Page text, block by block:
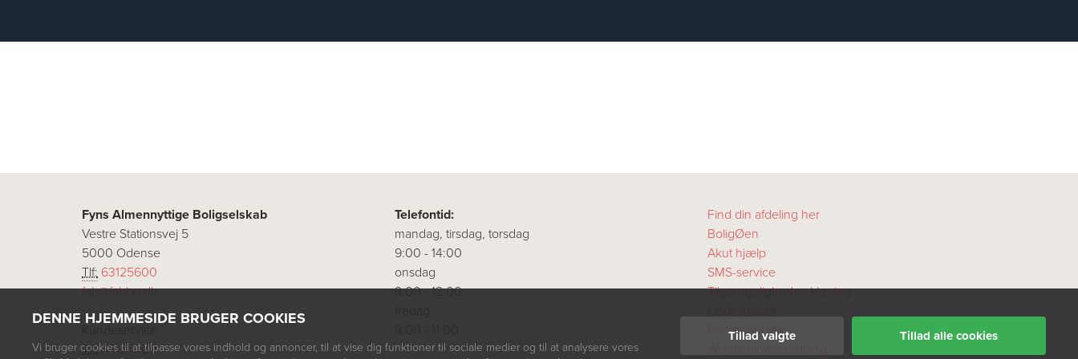
DENNE HJEMMESIDE BRUGER COOKIES
Vi bruger cookies til at tilpasse vores indhold og annoncer, til at vise dig funktioner til sociale medier og til at analysere vores
Tillad valgte Tillad alle cookies
Fyns Almennyttige Boligselskab
Vestre Stationsvej 5
5000 Odense
Tlf: 63125600
fab@fabbo.dk
Tlf: 63125600
Telefontid:
mandag, tirsdag, torsdag
9:00 - 14:00
onsdag
9:00 - 12:00
Find din afdeling her
BoligØen
Akut hjælp
SMS-service
Tilgængelighedserklæring
Privatlivspolitik